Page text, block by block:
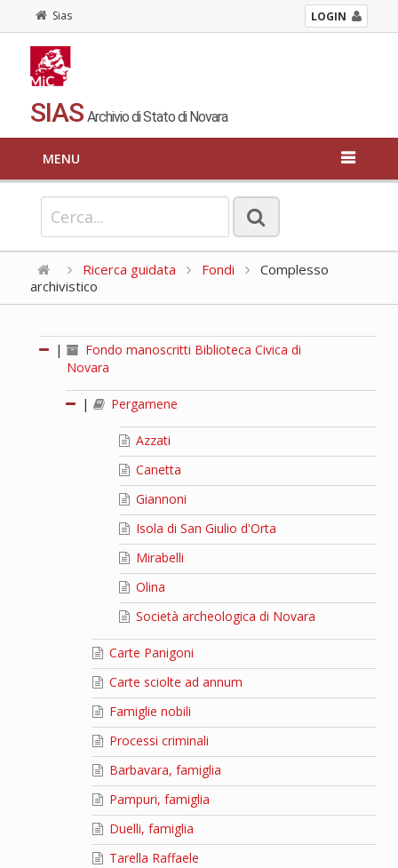
Sias LOGIN
SIAS Archivio di Stato di Novara
MENU
Ricerca guidata Fondi
Complesso
archivistico
|
Fondo manoscritti Biblioteca Civica di
Novara
| Pergamene
Azzati
Canetta
Giannoni
Isola di San Giulio d'Orta
Mirabelli
Olina
Società archeologica di Novara
Carte Panigoni
Carte sciolte ad annum
Famiglie nobili
Processi criminali
Barbavara, famiglia
Pampuri, famiglia
Duelli, famiglia
Tarella Raffaele